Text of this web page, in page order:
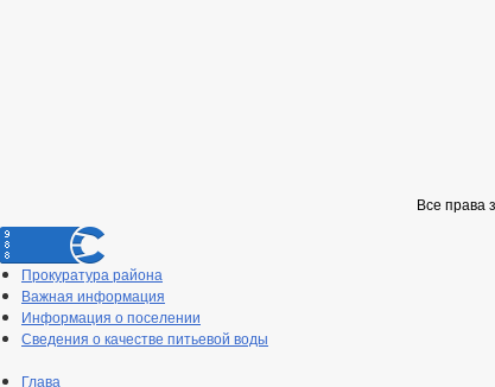
Все
Прокуратура района
Важная информация
Информация о поселении
Сведения о качестве питьевой воды
Глава